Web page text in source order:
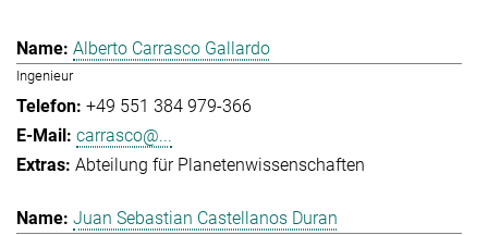
Alberto Carrasco Gallardo
Ingenieur
+49 551 384 979-366
carrasco@...
Abteilung für Planetenwissenschaften
Juan Sebastian Castellanos Duran